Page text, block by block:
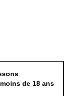
de 18 ans